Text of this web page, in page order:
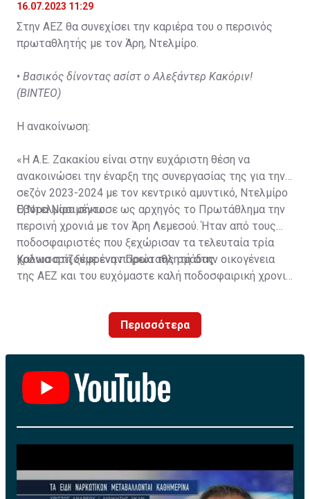
16.07.2023 11:29
Στην ΑΕΖ θα συνεχίσει την καριέρα του ο περσινός
πρωταθλητής με τον Άρη, Ντελμίρο.
• Βασικός δίνοντας ασίστ ο Αλεξάντερ Κακόριν!
(ΒΙΝΤΕΟ)
Η ανακοίνωση:
«Η Α.Ε. Ζακακίου είναι στην ευχάριστη θέση να
ανακοινώσει την έναρξη της συνεργασίας της για την
σεζόν 2023-2024 με τον κεντρικό αμυντικό, Ντελμίρο
Έβορα Νασιμέντο.
Ο Ντελμίρο σήκωσε ως αρχηγός το Πρωτάθλημα την
περσινή χρονιά με τον Άρη Λεμεσού. Ήταν από τους
ποδοσφαιριστές που ξεχώρισαν τα τελευταία τρία
χρόνια στη ξέφρενη πορεία της ομάδας.
Καλωσορίζουμε έναν Πρωταθλητή στην οικογένεια
της ΑΕΖ και του ευχόμαστε καλή ποδοσφαιρική χρονιά
Περισσότερα